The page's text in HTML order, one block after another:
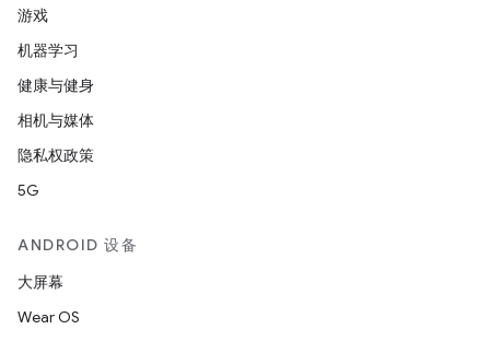
游戏
机器学习
健康与健身
相机与媒体
隐私权政策
5G
ANDROID 设备
大屏幕
Wear OS